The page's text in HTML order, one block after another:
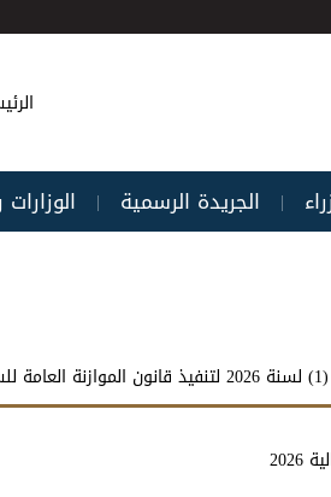
| الجريدة الرسمية |